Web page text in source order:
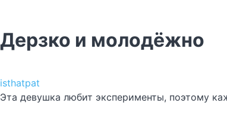
Дерзко и молодёжно
isthatpat
Эта девушка любит эксперименты, поэтому